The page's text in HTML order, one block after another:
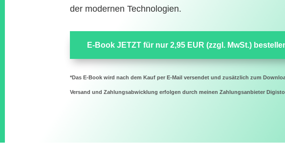
der modernen Technologien.
E-Book JETZT für nur 2,95 EUR (zzgl. MwSt.)
*Das E-Book wird nach dem Kauf per E-Mail versendet und zusätzlich zum
Versand und Zahlungsabwicklung erfolgen durch meinen Zahlungsanbieter